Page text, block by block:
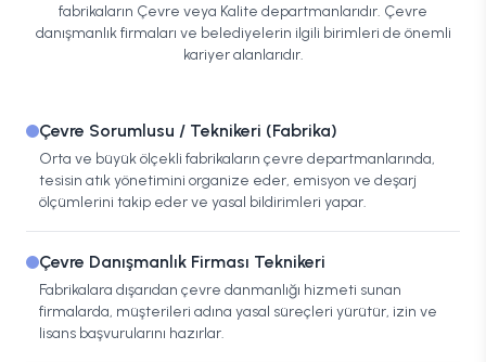
fabrikaların Çevre veya Kalite departmanlarıdır. Çevre
danışmanlık firmaları ve belediyelerin ilgili birimleri de önemli
kariyer alanlarıdır.
Çevre Sorumlusu / Teknikeri (Fabrika)
Orta ve büyük ölçekli fabrikaların çevre departmanlarında,
tesisin atık yönetimini organize eder, emisyon ve deşarj
ölçümlerini takip eder ve yasal bildirimleri yapar.
Çevre Danışmanlık Firması Teknikeri
Fabrikalara dışarıdan çevre danmanlığı hizmeti sunan
firmalarda, müşterileri adına yasal süreçleri yürütür, izin ve
lisans başvurularını hazırlar.